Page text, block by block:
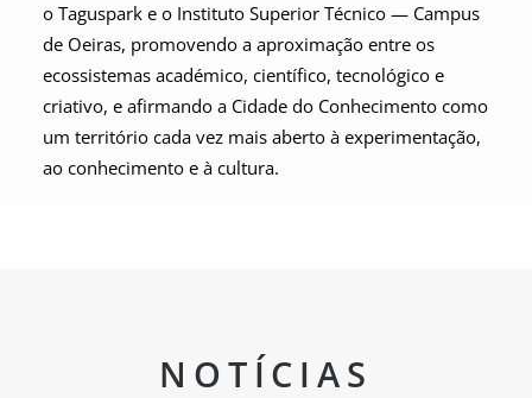
o Taguspark e o Instituto Superior Técnico — Campus
de Oeiras, promovendo a aproximação entre os
ecossistemas académico, científico, tecnológico e
criativo, e afirmando a Cidade do Conhecimento como
um território cada vez mais aberto à experimentação,
ao conhecimento e à cultura.
NOTÍCIAS